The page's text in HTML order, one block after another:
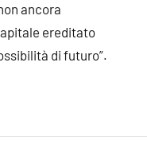
ancora
ereditato
di futuro”.